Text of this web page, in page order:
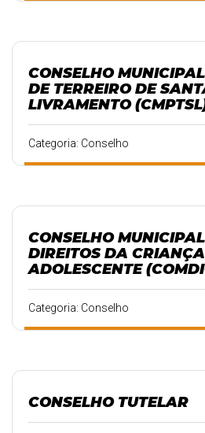
CONSELHO
DE TERREIRO DE
LIVRAMENTO
Categoria: Conselho
CONSELHO
DIREITOS DA
ADOLESCENTE
Categoria: Conselho
CONSELHO TUTELAR